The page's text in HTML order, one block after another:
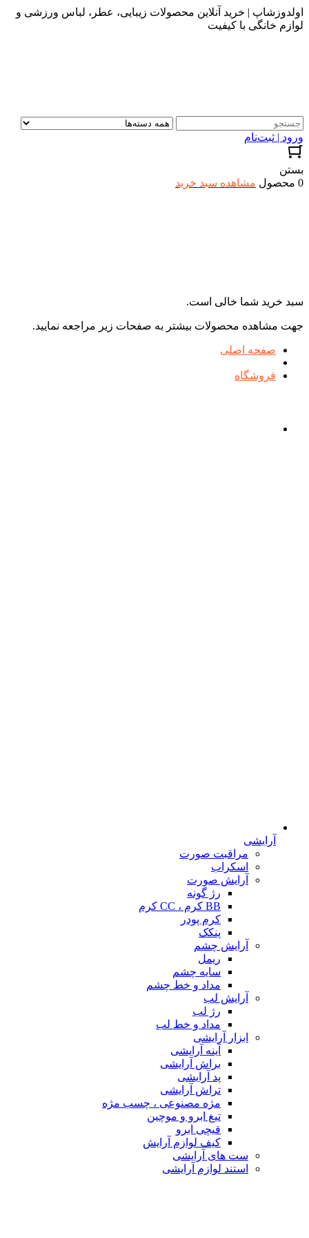
اولدوزشاپ | خرید آنلاین محصولات زیبایی، عطر، لباس ورزشی و
لوازم خانگی با کیفیت
ورود | ثبت‌نام
بستن
0 محصول
مشاهده سبد خرید
سبد خرید شما خالی است.
جهت مشاهده محصولات بیشتر به صفحات زیر مراجعه نمایید.
صفحه اصلی
فروشگاه
آرایشی
مراقبت صورت
اسکراب
آرایش صورت
رژ گونه
BB کرم ، CC کرم
کرم پودر
پنکک
آرایش چشم
ریمل
سایه چشم
مداد و خط چشم
آرایش لب
رژ لب
مداد و خط لب
ابزار آرایشی
آینه آرایشی
براش آرایشی
پد آرایشی
تراش آرایشی
مژه مصنوعی ، چسب مژه
تیغ ابرو و موچین
قیچی ابرو
کیف لوازم آرایش
ست های آرایشی
استند لوازم آرایشی